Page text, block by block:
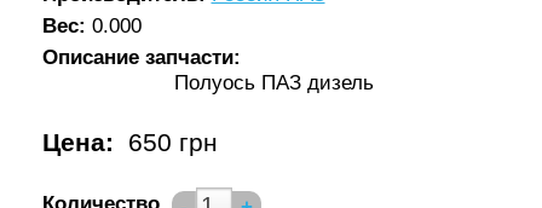
Вес: 0.000
Описание запчасти:
Полуось ПАЗ дизель
Цена: 650 грн